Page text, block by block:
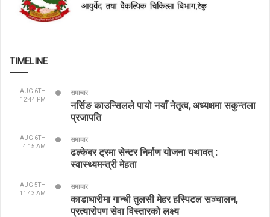
TIMELINE
AUG 6TH
12:44 PM
समाचार
नर्सिङ काउन्सिलले पायो नयाँ नेतृत्व, अध्यक्षमा सकुन्तला
प्रजापति
AUG 6TH
4:15 AM
समाचार
ढल्केबर ट्रमा सेन्टर निर्माण योजना यथावत् :
स्वास्थ्यमन्त्री मेहता
AUG 5TH
11:43 AM
समाचार
काडाघारीमा गान्धी तुलसी मेहर हस्पिटल सञ्चालन,
प्रत्यारोपण सेवा विस्तारको लक्ष्य